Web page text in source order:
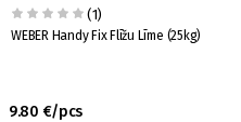
(1)
WEBER Handy Fix Flīžu Līme (25kg)
9.80 €/pcs